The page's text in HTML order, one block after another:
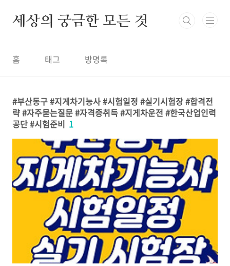
세상의 궁금한 모든 것
홈 태그 방명록
부산동구 #지게차기능사 #시험일정 #실기시험장 #합격전
략 #자주묻는질문 #자격증취득 #지게차운전 #한국산업인력
공단 #시험준비 1